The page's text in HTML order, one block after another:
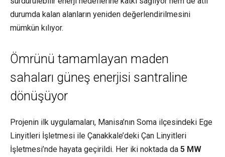
durumda kalan alanların yeniden değerlendirilmesini
mümkün kılıyor.
Ömrünü tamamlayan maden
sahaları güneş enerjisi santraline
dönüşüyor
Projenin ilk uygulamaları, Manisa’nın Soma ilçesindeki Ege
Linyitleri İşletmesi ile Çanakkale’deki Çan Linyitleri
İşletmesi’nde hayata geçirildi. Her iki noktada da 5 MW